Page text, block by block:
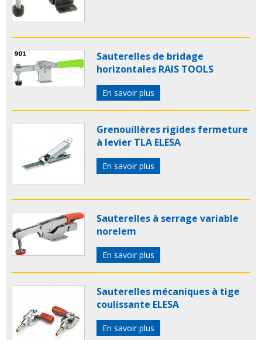
Sauterelles de bridage
horizontales RAIS TOOLS
En savoir plus
Grenouillères rigides fermeture
à levier TLA ELESA
En savoir plus
Sauterelles à serrage variable
norelem
En savoir plus
Sauterelles mécaniques à tige
coulissante ELESA
En savoir plus